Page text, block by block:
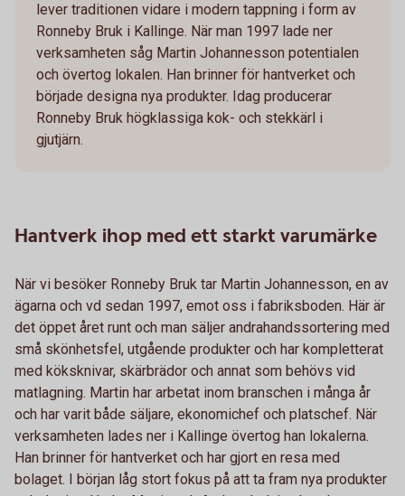
lever traditionen vidare i modern tappning i form av
Ronneby Bruk i Kallinge. När man 1997 lade ner
verksamheten såg Martin Johannesson potentialen
och övertog lokalen. Han brinner för hantverket och
började designa nya produkter. Idag producerar
Ronneby Bruk högklassiga kok- och stekkärl i
gjutjärn.
Hantverk ihop med ett starkt varumärke
När vi besöker Ronneby Bruk tar Martin Johannesson, en av
ägarna och vd sedan 1997, emot oss i fabriksboden. Här är
det öppet året runt och man säljer andrahandssortering med
små skönhetsfel, utgående produkter och har kompletterat
med köksknivar, skärbrädor och annat som behövs vid
matlagning. Martin har arbetat inom branschen i många år
och har varit både säljare, ekonomichef och platschef. När
verksamheten lades ner i Kallinge övertog han lokalerna.
Han brinner för hantverket och har gjort en resa med
bolaget. I början låg stort fokus på att ta fram nya produkter